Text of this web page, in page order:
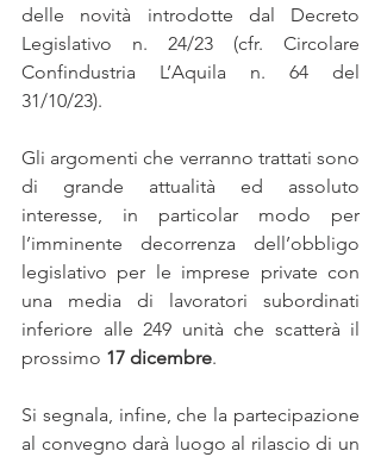
delle novità introdotte dal Decreto
Legislativo n. 24/23 (cfr. Circolare
Confindustria L’Aquila n. 64 del
31/10/23).
Gli argomenti che verranno trattati sono
di grande attualità ed assoluto
interesse, in particolar modo per
l’imminente decorrenza dell’obbligo
legislativo per le imprese private con
una media di lavoratori subordinati
inferiore alle 249 unità che scatterà il
prossimo 17 dicembre.
Si segnala, infine, che la partecipazione